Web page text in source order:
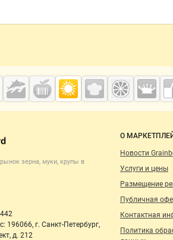
информация
полезные проекты
Grainboard.ru
и контакты
рынок зерна, муки, крупы в
196066, г. Санкт-Петербург,
д. 212
Навигация
О
Новости
Услуги и цены
Размещение
Публичная
Контактная
Политика